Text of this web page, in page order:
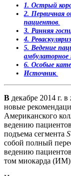
1. Острый
2. Первичная
пациентов
3. Ранняя
4.
5. Ведение
амбулаторное
6. Особые
Источник.
В декабре 2014 г.
новые
Американского
ведению
подъема сегмента
собой полный
ведению
том миокарда (ИМ)